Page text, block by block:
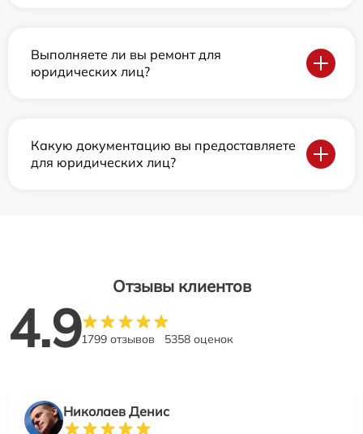
Выполняете ли вы ремонт для
юридических лиц?
Какую документацию вы предоставляете
для юридических лиц?
Отзывы клиентов
4.91799 отзывов 5358 оценок
Николаев Денис